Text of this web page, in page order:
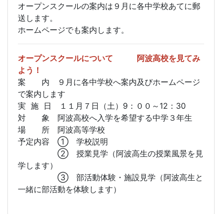
オープンスクールの案内は９月に各中学校あてに郵
送します。
ホームページでも案内します。
オープンスクールについて 阿波高校を見てみ
よう！
案 内 ９月に各中学校へ案内及びホームページ
で案内します
実 施 日 １１月７日（土）9：００～12：30
対 象 阿波高校へ入学を希望する中学３年生
場 所 阿波高等学校
予定内容 ① 学校説明
② 授業見学（阿波高生の授業風景を見
学します）
③ 部活動体験・施設見学（阿波高生と
一緒に部活動を体験します）